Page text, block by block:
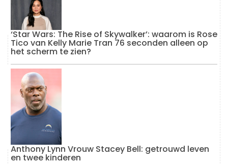
‘Star Wars: The Rise of Skywalker’: waarom is Rose
Tico van Kelly Marie Tran 76 seconden alleen op
het scherm te zien?
Anthony Lynn Vrouw Stacey Bell: getrouwd leven
en twee kinderen